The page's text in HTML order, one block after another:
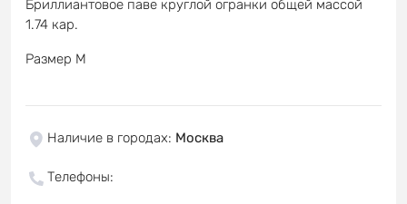
Бриллиантовое паве круглой огранки общей массой
1.74 кар.
Размер M
Наличие в городах: Москва
Телефоны: